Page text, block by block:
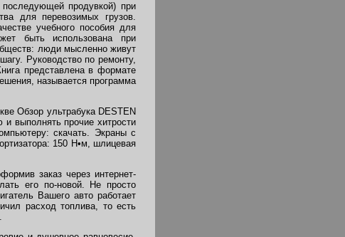
последующей продувкой) при
для перевозимых грузов.
учебного пособия для
быть использована при
люди мысленно живут
Руководство по ремонту,
представлена в формате
называется программа
Обзор ультрабука DESTEN
выполнять прочие хитрости
скачать. Экраны с
150 Н•м, шлицевая
заказ через интернет-
его по-новой. Не просто
Вашего авто работает
расход топлива, то есть